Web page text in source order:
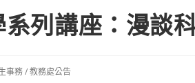
列講座：漫談
事務/教務處公告